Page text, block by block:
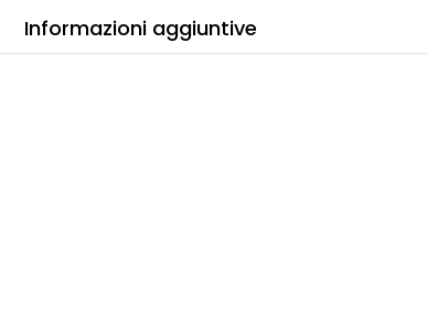
Informazioni aggiuntive